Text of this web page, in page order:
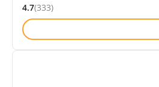
Hodnocení: 4.7 z 5 (333 recenzí)
4.7(333)